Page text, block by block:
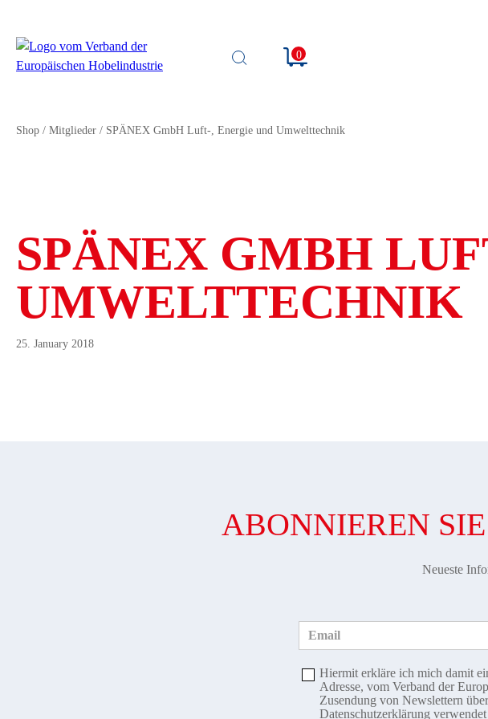
SUCHE
0
Shop / Mitglieder / SPÄNEX GmbH Luft-, Energie und Umwelttechnik
SPÄNEX GMBH
UMWELTTECHNIK
25. January 2018
ABONNIEREN
Neueste
Email
Hiermit erkläre ich mich damit
Adresse, vom Verband der
Zusendung von Newslettern
Datenschutzerklärung